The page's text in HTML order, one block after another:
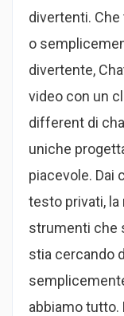
divertenti.
o
divertente,
video con un
different di
uniche
piacevole. Dai
testo privati,
strumenti che
stia cercando
abbiamo tutto.